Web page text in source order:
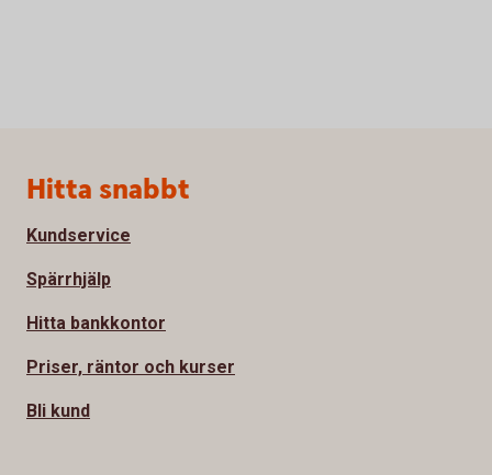
Sidfot
Hitta snabbt
Kundservice
Spärrhjälp
Hitta bankkontor
Priser, räntor och kurser
Bli kund